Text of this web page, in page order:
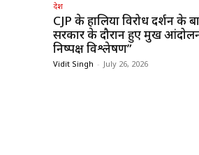
देश
CJP के हालिया विरोध प्रदर्शन के
सरकार के दौरान हुए प्रमुख
निष्पक्ष विश्लेषण”
Vidit Singh - July 26, 2026